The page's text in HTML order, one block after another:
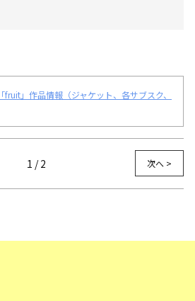
」作品情報（ジャケット、各サブスク、
1 / 2 次へ >